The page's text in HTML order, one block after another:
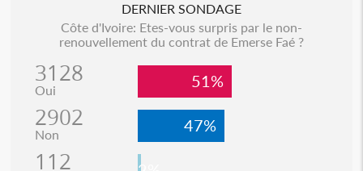
DERNIER SONDAGE
Côte d'Ivoire: Etes-vous surpris par le non-
renouvellement du contrat de Emerse Faé ?
3128
Oui 51%
2902
Non 47%
112